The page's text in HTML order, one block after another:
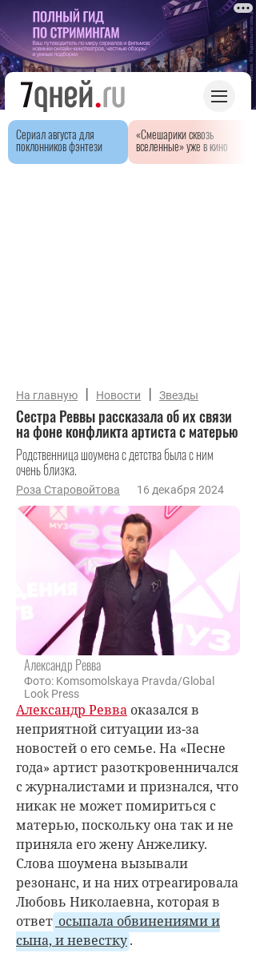
Сериал августа для
поклонников фэнтези
«Смешарики сквозь
вселенные» уже в кино
На главную | Новости | Звезды
Сестра Реввы рассказала об их связи
на фоне конфликта артиста с матерью
Родственница шоумена с детства была с ним
очень близка.
Роза Старовойтова 16 декабря 2024
Александр Ревва
Фото: Komsomolskaya Pravda/Global
Look Press
Александр Ревва оказался в
неприятной ситуации из-за
новостей о его семье. На «Песне
года» артист разоткровенничался
с журналистами и признался, что
никак не может помириться с
матерью, поскольку она так и не
приняла его жену Анжелику.
Слова шоумена вызывали
резонанс, и на них отреагировала
Любовь Николаевна, которая в
ответ осыпала обвинениями и
сына, и невестку.